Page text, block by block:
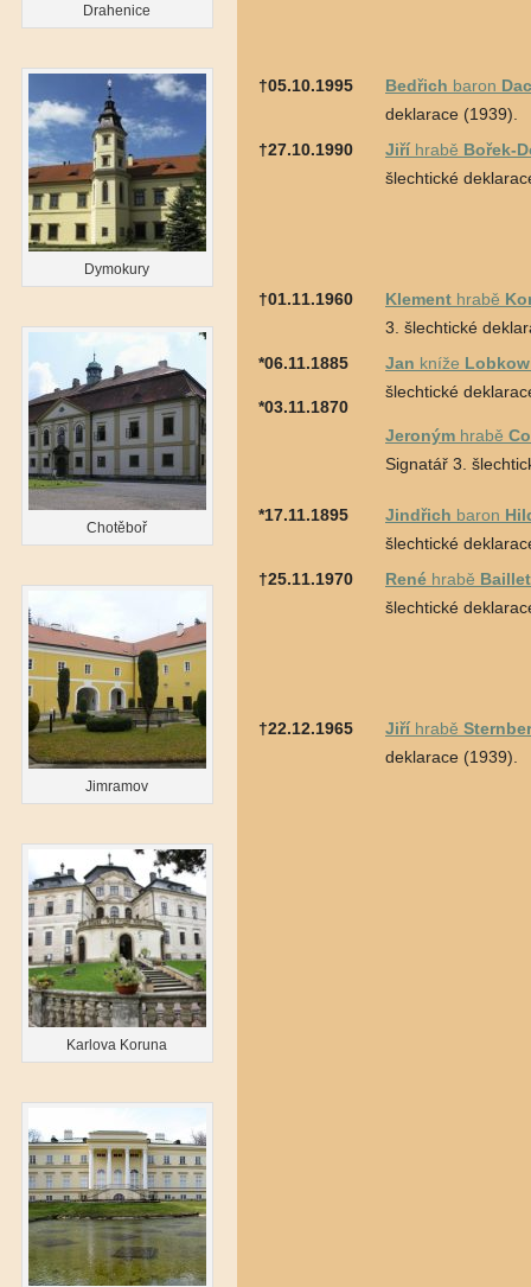
Drahenice
Dymokury
Chotěboř
Jimramov
Karlova Koruna
†05.10.1995 Bedřich baron
deklarace (1939).
†27.10.1990
Jiří hrabě Bořek-
šlechtické
†01.11.1960 Klement hrabě
3. šlechtické
*06.11.1885
*03.11.1870
Jan kníže
šlechtické
Jeroným hrabě
Signatář 3.
*17.11.1895 Jindřich baron
šlechtické
†25.11.1970
René hrabě
šlechtické
†22.12.1965 Jiří hrabě
deklarace (1939).